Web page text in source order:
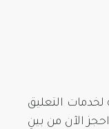
التعليق
الآن من بينِ